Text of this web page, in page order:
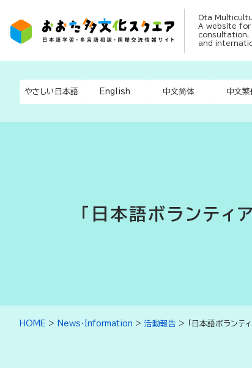
Ota
A website for
consultation,
and
やさしい日本語 English 中文简体 中文繁
「日本語ボランテ
HOME > News・Information > 活動報告 > 「日本語ボランテ